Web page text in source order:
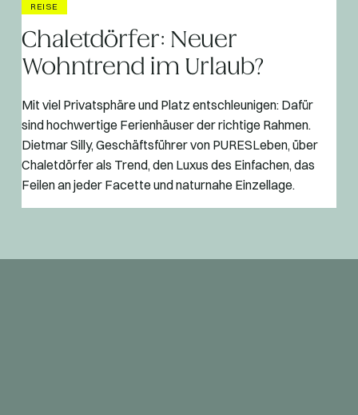
REISE
Chaletdörfer: Neuer
Wohntrend im Urlaub?
Mit viel Privatsphäre und Platz entschleunigen: Dafür
sind hochwertige Ferienhäuser der richtige Rahmen.
Dietmar Silly, Geschäftsführer von PURESLeben, über
Chaletdörfer als Trend, den Luxus des Einfachen, das
Feilen an jeder Facette und naturnahe Einzellage.